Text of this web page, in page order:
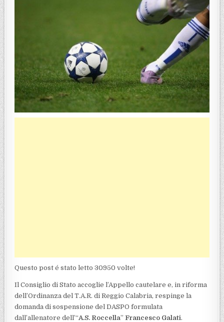
Questo post é stato letto 30950 volte!
Il Consiglio di Stato accoglie l’Appello cautelare e, in riforma
dell’Ordinanza del T.A.R. di Reggio Calabria, respinge la
domanda di sospensione del DASPO formulata
dall’allenatore dell’“A.S. Roccella”Francesco Galati.